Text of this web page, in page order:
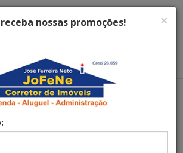
×
nossas promoções!